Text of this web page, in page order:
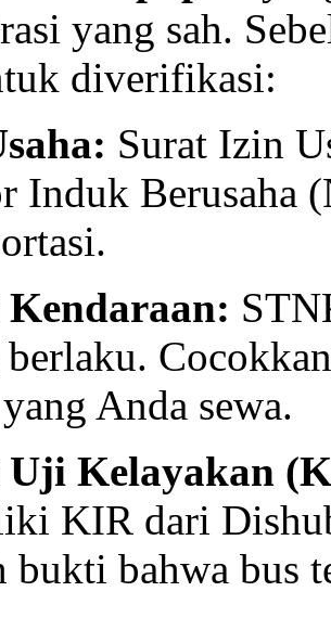
yang sah.
diverifikasi:
Surat Izin
Induk Berusaha
berlaku.
Anda sewa.
Uji Kelayakan
KIR dari
bukti bahwa bus